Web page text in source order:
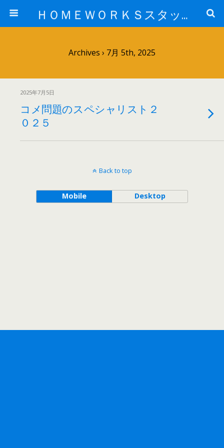
ＨＯＭＥＷＯＲＫＳスタッフ日記ブログ
Archives › 7月 5th, 2025
2025年7月5日
コメ問題のスペシャリスト２
０２５
Back to top
Mobile Desktop